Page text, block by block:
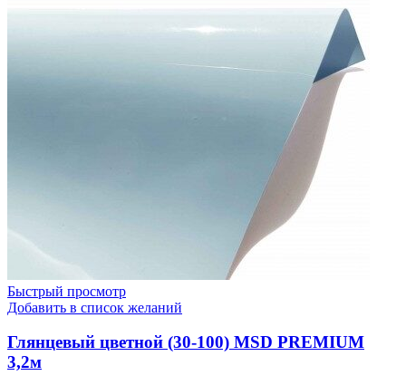
Быстрый просмотр
Добавить в список желаний
Глянцевый цветной (30-100) MSD PREMIUM
3,2м